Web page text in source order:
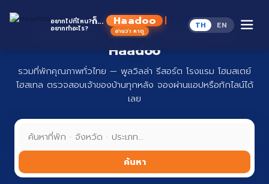
อยากไปที่ไหน?
อยากทำอะไร?
ก็... Haadoo
อ่านว่า หาดู
TH EN
ที่พักทั่วไทย จองง่าย ปลอดภัย กับ
Haadoo
รวมที่พักคุณภาพทั่วไทย — พูลวิลล่า รีสอร์ต โรงแรม โฮมสเตย์
โฮสเทล ตรวจสอบเจ้าของบ้านทุกหลัง จองผ่านแอปหรือทักไลน์ได้
เลย
ค้นหา